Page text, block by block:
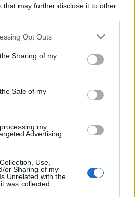
that may further disclose it to other
Opt Outs
Sharing of my
Sale of my
my
Advertising.
Use,
or Sharing of my
Unrelated with the
was collected.
care ne vor suveraniștii:
Novi...
2024
jocurile Serbiei și